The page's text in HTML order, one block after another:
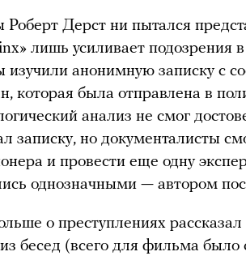
Роберт Дерст ни пытался
лишь усиливает подозрения
изучили анонимную записку с
которая была отправлена в
анализ не смог
записку, но документалисты
и провести еще одну
однозначными — автором
о преступлениях
бесед (всего для фильма было